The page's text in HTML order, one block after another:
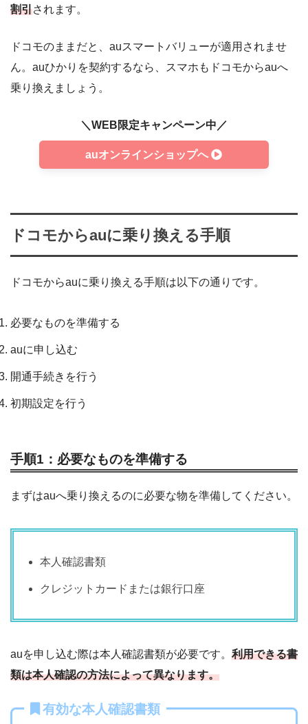
割引されます。
ドコモのままだと、auスマートバリューが適用されませ
ん。auひかりを契約するなら、スマホもドコモからauへ
乗り換えましょう。
＼WEB限定キャンペーン中／
auオンラインショップへ
ドコモからauに乗り換える手順
ドコモからauに乗り換える手順は以下の通りです。
必要なものを準備する
auに申し込む
開通手続きを行う
初期設定を行う
手順1：必要なものを準備する
まずはauへ乗り換えるのに必要な物を準備してください。
本人確認書類
クレジットカードまたは銀行口座
auを申し込む際は本人確認書類が必要です。 利用できる書
類は本人確認の方法によって異なります。
有効な本人確認書類